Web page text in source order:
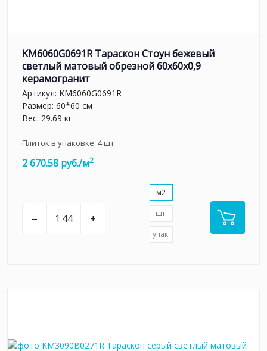
KM6060G0691R Тараскон Стоун бежевый
светлый матовый обрезной 60x60x0,9
керамогранит
Артикул: KM6060G0691R
Размер: 60*60 см
Вес: 29.69 кг
Плиток в упаковке: 4шт
2 670.58 руб./м2
– +
м2
шт.
упак.